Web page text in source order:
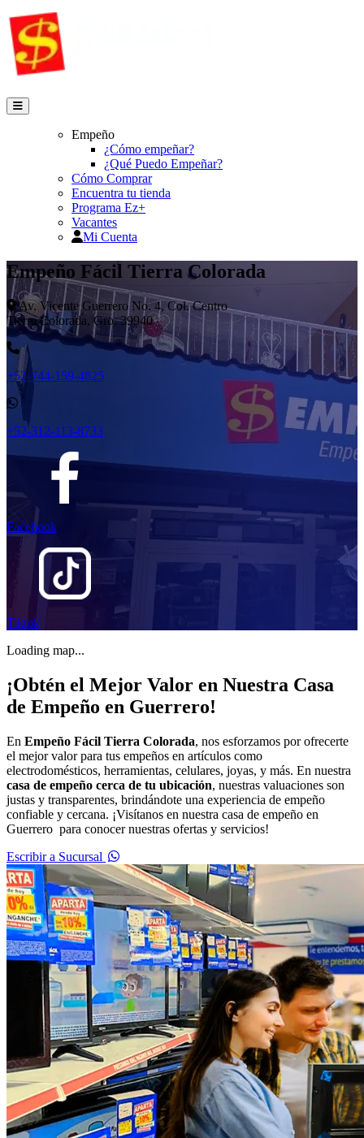
Empeño
¿Cómo empeñar?
¿Qué Puedo Empeñar?
Cómo Comprar
Encuentra tu tienda
Programa Ez+
Vacantes
Mi Cuenta
Empeño Fácil Tierra Colorada
Av. Vicente Guerrero No. 4, Col. Centro
Tierra Colorada, Gro. 39940
+52-744-159-4825
+52-312-113-8733
Facebook
Tiktok
Loading map...
¡Obtén el Mejor Valor en Nuestra Casa
de Empeño en Guerrero!
En Empeño Fácil Tierra Colorada, nos esforzamos por ofrecerte
el mejor valor para tus empeños en artículos como
electrodomésticos, herramientas, celulares, joyas, y más. En nuestra
casa de empeño cerca de tu ubicación, nuestras valuaciones son
justas y transparentes, brindándote una experiencia de empeño
confiable y cercana. ¡Visítanos en nuestra casa de empeño en
Guerrero para conocer nuestras ofertas y servicios!
Escribir a Sucursal